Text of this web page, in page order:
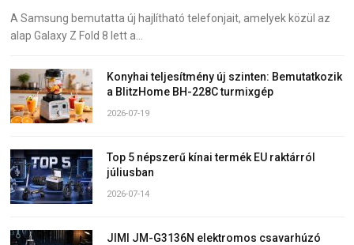
A Samsung bemutatta új hajlítható telefonjait, amelyek közül az
alap Galaxy Z Fold 8 lett a…
Konyhai teljesítmény új szinten: Bemutatkozik
a BlitzHome BH-228C turmixgép
2026-07-19
Top 5 népszerű kínai termék EU raktárról
júliusban
2026-07-14
JIMI JM-G3136N elektromos csavarhúzó